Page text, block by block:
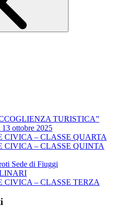
TURISTICA”
ottobre 2025
CIVICA – CLASSE QUARTA
CIVICA – CLASSE QUINTA
Sede di Fiuggi
CIVICA – CLASSE TERZA